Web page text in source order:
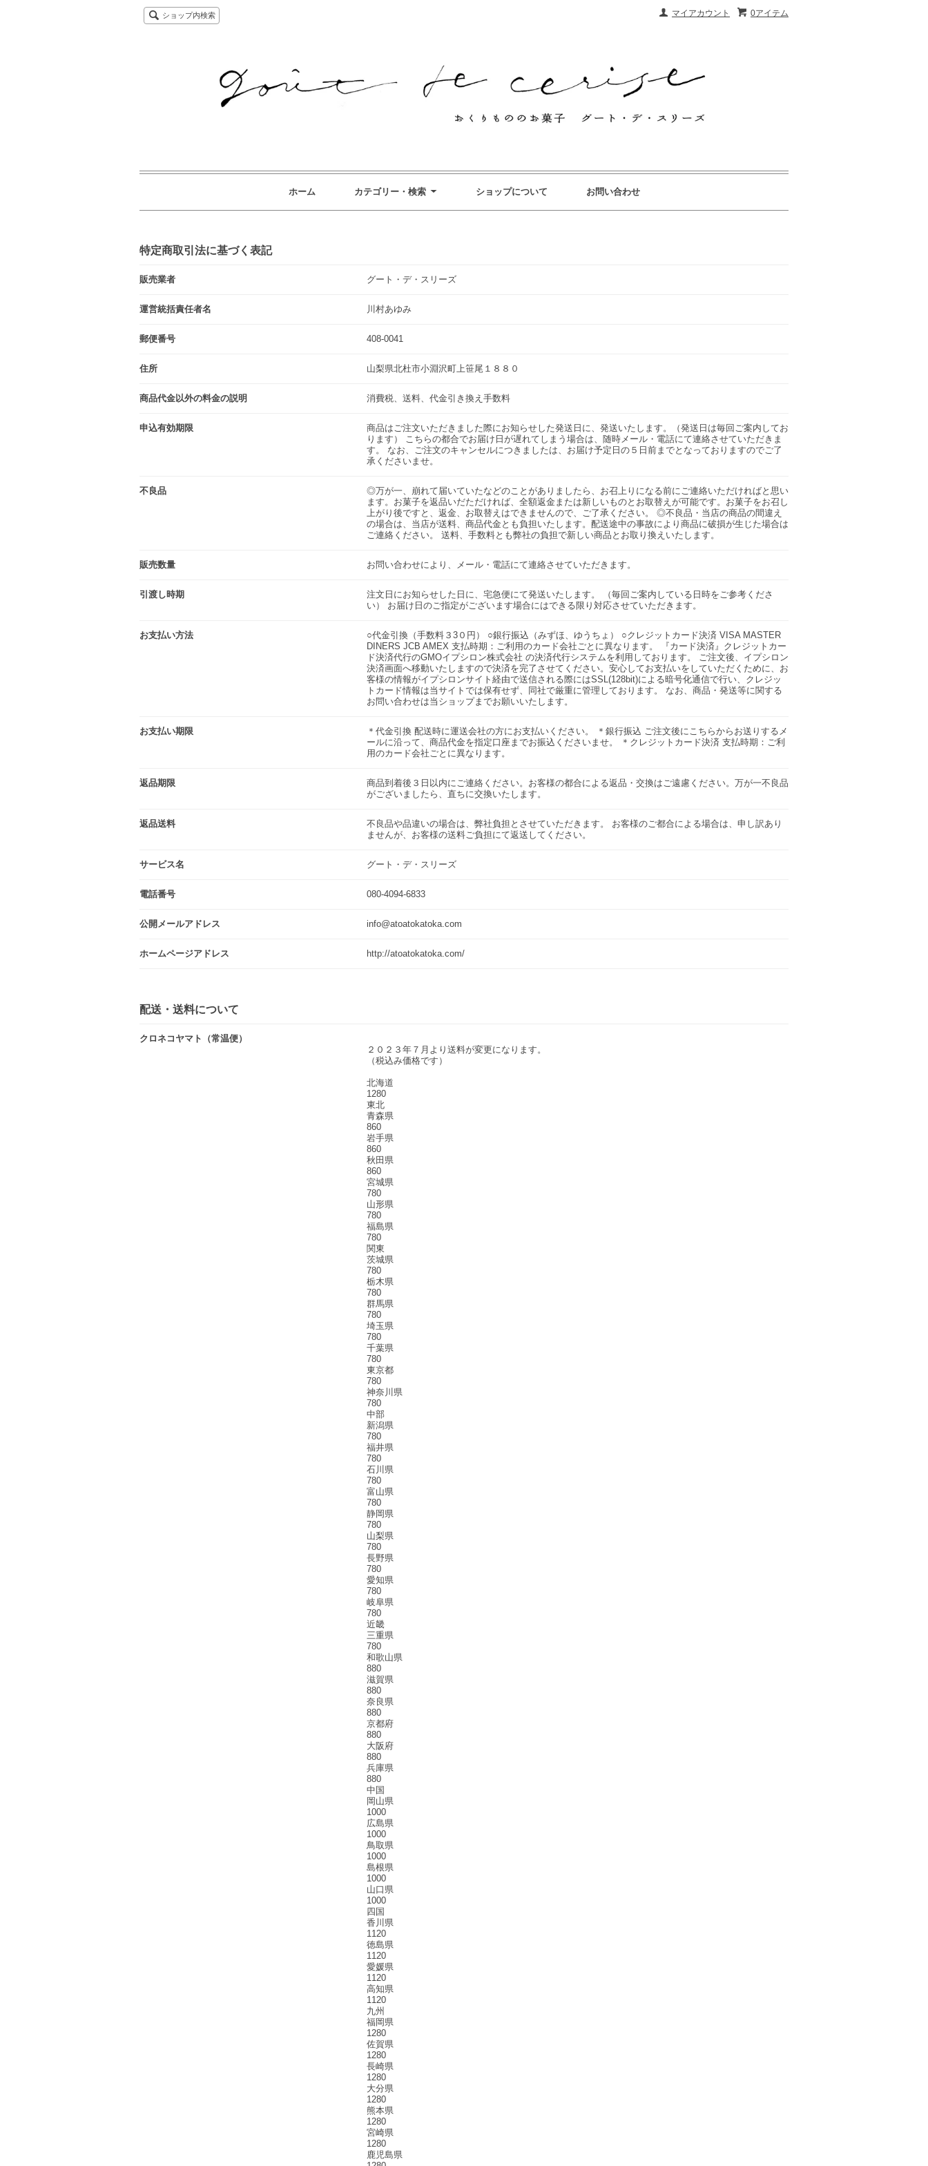
0アイテム
マイアカウント
ショップ内検索
ホーム カテゴリー・検索 ショップについて お問い合わせ
特定商取引法に基づく表記
販売業者 グート・デ・スリーズ
運営統括責任者名 川村あゆみ
郵便番号 408-0041
住所 山梨県北杜市小淵沢町上笹尾１８８０
商品代金以外の料金の説明 消費税、送料、代金引き換え手数料
申込有効期限
商品はご注文いただきました際にお知らせした発送日に、発送いたします。（発送日は毎回ご案内してお
ります） こちらの都合でお届け日が遅れてしまう場合は、随時メール・電話にて連絡させていただきま
す。 なお、ご注文のキャンセルにつきましたは、お届け予定日の５日前までとなっておりますのでご了
承くださいませ。
不良品
◎万が一、崩れて届いていたなどのことがありましたら、お召上りになる前にご連絡いただければと思い
ます。お菓子を返品いだただければ、全額返金または新しいものとお取替えが可能です。お菓子をお召し
上がり後ですと、返金、お取替えはできませんので、ご了承ください。 ◎不良品・当店の商品の間違え
の場合は、当店が送料、商品代金とも負担いたします。配送途中の事故により商品に破損が生じた場合は
ご連絡ください。 送料、手数料とも弊社の負担で新しい商品とお取り換えいたします。
販売数量 お問い合わせにより、メール・電話にて連絡させていただきます。
引渡し時期
注文日にお知らせした日に、宅急便にて発送いたします。 （毎回ご案内している日時をご参考くださ
い） お届け日のご指定がございます場合にはできる限り対応させていただきます。
お支払い方法
○代金引換（手数料３3０円） ○銀行振込（みずほ、ゆうちょ） ○クレジットカード決済 VISA MASTER
DINERS JCB AMEX 支払時期：ご利用のカード会社ごとに異なります。 『カード決済』クレジットカー
ド決済代行のGMOイプシロン株式会社 の決済代行システムを利用しております。 ご注文後、イプシロン
決済画面へ移動いたしますので決済を完了させてください。安心してお支払いをしていただくために、お
客様の情報がイプシロンサイト経由で送信される際にはSSL(128bit)による暗号化通信で行い、クレジッ
トカード情報は当サイトでは保有せず、同社で厳重に管理しております。 なお、商品・発送等に関する
お問い合わせは当ショップまでお願いいたします。
お支払い期限
＊代金引換 配送時に運送会社の方にお支払いください。 ＊銀行振込 ご注文後にこちらからお送りするメ
ールに沿って、商品代金を指定口座までお振込くださいませ。 ＊クレジットカード決済 支払時期：ご利
用のカード会社ごとに異なります。
返品期限
商品到着後３日以内にご連絡ください。お客様の都合による返品・交換はご遠慮ください。万が一不良品
がございましたら、直ちに交換いたします。
返品送料
不良品や品違いの場合は、弊社負担とさせていただきます。 お客様のご都合による場合は、申し訳あり
ませんが、お客様の送料ご負担にて返送してください。
サービス名 グート・デ・スリーズ
電話番号 080-4094-6833
公開メールアドレス info@atoatokatoka.com
ホームページアドレス http://atoatokatoka.com/
配送・送料について
クロネコヤマト（常温便）
２０２３年７月より送料が変更になります。
（税込み価格です）
北海道
1280
東北
青森県
860
岩手県
860
秋田県
860
宮城県
780
山形県
780
福島県
780
関東
茨城県
780
栃木県
780
群馬県
780
埼玉県
780
千葉県
780
東京都
780
神奈川県
780
中部
新潟県
780
福井県
780
石川県
780
富山県
780
静岡県
780
山梨県
780
長野県
780
愛知県
780
岐阜県
780
近畿
三重県
780
和歌山県
880
滋賀県
880
奈良県
880
京都府
880
大阪府
880
兵庫県
880
中国
岡山県
1000
広島県
1000
鳥取県
1000
島根県
1000
山口県
1000
四国
香川県
1120
徳島県
1120
愛媛県
1120
高知県
1120
九州
福岡県
1280
佐賀県
1280
長崎県
1280
大分県
1280
熊本県
1280
宮崎県
1280
鹿児島県